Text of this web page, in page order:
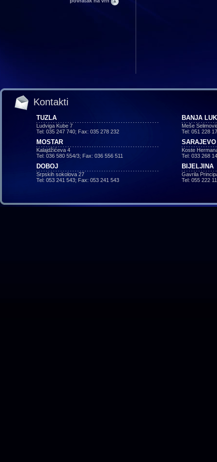
Kontakti
TUZLA
Ludviga Kube 7
Tel: 035 247 740; Fax: 035 278 232
MOSTAR
Kalajdžićeva 4
Tel: 036 580 554/3; Fax: 036 556 511
DOBOJ
Srpskih sokolova 27
Tel: 053 241 543; Fax: 053 241 543
BANJA
Meše
Tel: 051 228
SARAJEVO
Koste
Tel: 033 268
BIJELJINA
Gavrila
Tel: 055 222